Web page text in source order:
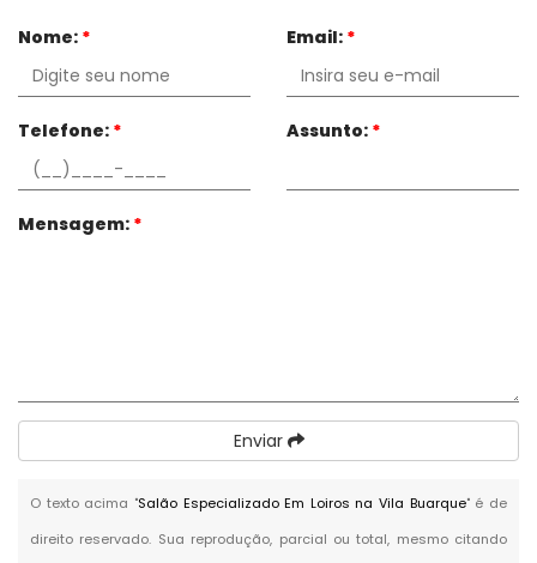
Nome: * Email: *
Telefone: * Assunto: *
Mensagem: *
Enviar
O texto acima "Salão Especializado Em Loiros na Vila Buarque" é de
direito reservado. Sua reprodução, parcial ou total, mesmo citando